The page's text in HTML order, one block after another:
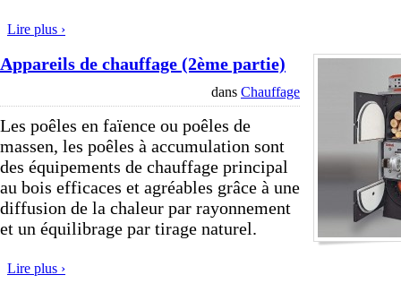
Lire plus ›
Appareils de chauffage (2ème partie)
dans Chauffage
Les poêles en faïence ou poêles de
massen, les poêles à accumulation sont
des équipements de chauffage principal
au bois efficaces et agréables grâce à une
diffusion de la chaleur par rayonnement
et un équilibrage par tirage naturel.
Lire plus ›